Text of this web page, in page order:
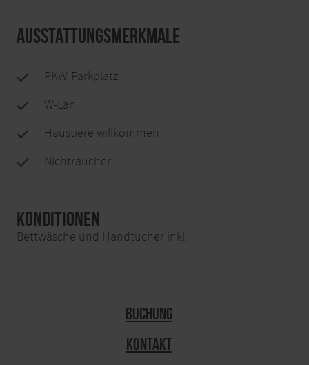
Ausstattungsmerkmale
PKW-Parkplatz
W-Lan
Haustiere willkommen
Nichtraucher
Konditionen
Bettwäsche und Handtücher inkl.
Buchung
Kontakt